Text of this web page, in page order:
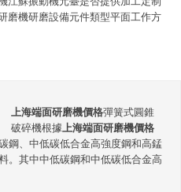
磨機研磨設備元件類型平面工作方
上海端面研磨機價格彈簧式圓錐
破碎機根據上海端面研磨機價格
鋼、中低碳低合金高強度鋼和高錳
。其中中低碳鋼和中低碳低合金高